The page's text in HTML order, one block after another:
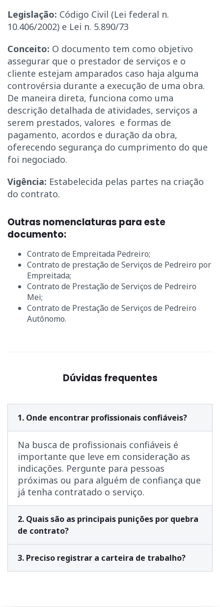
Legislação: Código Civil (Lei federal n.
10.406/2002) e Lei n. 5.890/73
Conceito: O documento tem como objetivo
assegurar que o prestador de serviços e o
cliente estejam amparados caso haja alguma
controvérsia durante a execução de uma obra.
De maneira direta, funciona como uma
descrição detalhada de atividades, serviços a
serem prestados, valores e formas de
pagamento, acordos e duração da obra,
oferecendo segurança do cumprimento do que
foi negociado.
Vigência: Estabelecida pelas partes na criação
do contrato.
Outras nomenclaturas para este
documento:
Contrato de Empreitada Pedreiro;
Contrato de prestação de Serviços de Pedreiro por
Empreitada;
Contrato de Prestação de Serviços de Pedreiro
Mei;
Contrato de Prestação de Serviços de Pedreiro
Autônomo.
Dúvidas frequentes
1. Onde encontrar profissionais confiáveis?
Na busca de profissionais confiáveis é
importante que leve em consideração as
indicações. Pergunte para pessoas
próximas ou para alguém de confiança que
já tenha contratado o serviço.
2. Quais são as principais punições por quebra
de contrato?
3. Preciso registrar a carteira de trabalho?